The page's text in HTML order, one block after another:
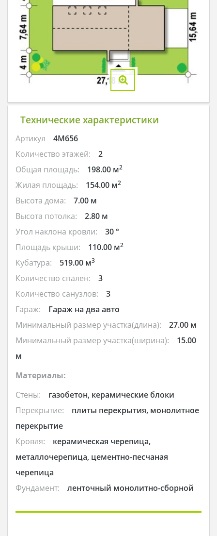
Технические характеристики
Артикул
4M656
Количество этажей:
2
Общая площадь:
198.00 м2
Жилая площадь: 154.00 м2
Высота дома:
7.00 м
Высота потолка:
2.80 м
Угол наклона кровли:
30 °
Площадь крыши:
110.00 м2
Кубатура: 519.00 м3
Количество спален:
3
Количество санузлов:
3
Гараж:
Гараж на два авто
Минимальный размер участка(длина):
27.00 м
Минимальный размер участка(ширина):
15.00
м
Материалы:
Стены:
газобетон, керамические блоки
Перекрытие:
плиты перекрытия, монолитное
перекрытие
Кровля:
керамическая черепица,
металлочерепица, цементно-песчаная
черепица
Фундамент:
ленточный монолитно-сборной